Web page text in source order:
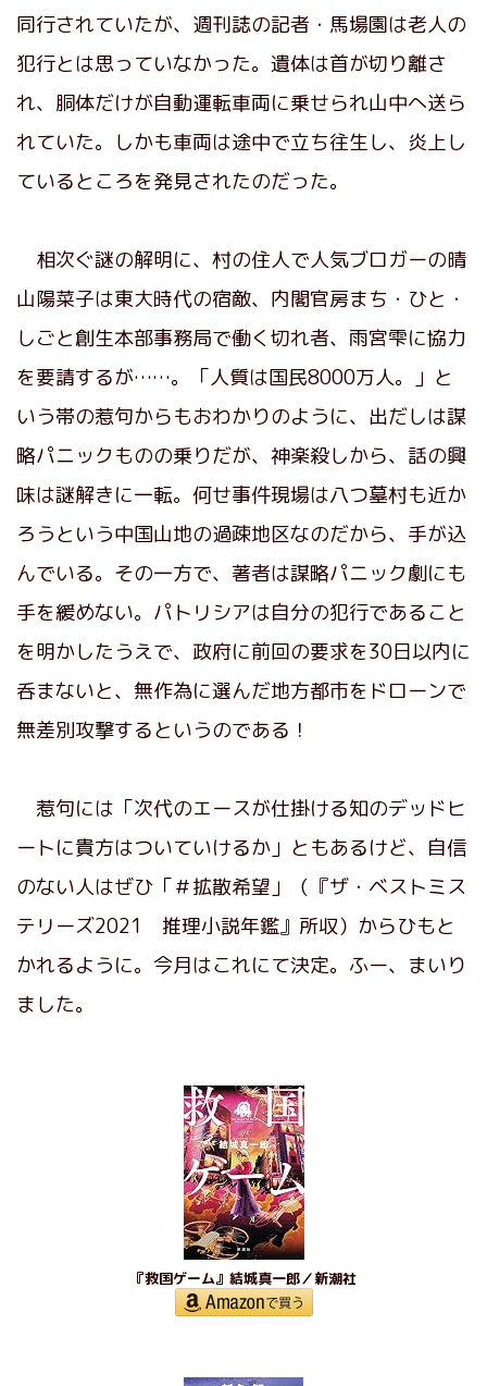
同行されていたが、週刊誌の記者・馬場園は老人の
犯行とは思っていなかった。遺体は首が切り離さ
れ、胴体だけが自動運転車両に乗せられ山中へ送ら
れていた。しかも車両は途中で立ち往生し、炎上し
ているところを発見されたのだった。
相次ぐ謎の解明に、村の住人で人気ブロガーの晴
山陽菜子は東大時代の宿敵、内閣官房まち・ひと・
しごと創生本部事務局で働く切れ者、雨宮雫に協力
を要請するが……。「人質は国民8000万人。」と
いう帯の惹句からもおわかりのように、出だしは謀
略パニックものの乗りだが、神楽殺しから、話の興
味は謎解きに一転。何せ事件現場は八つ墓村も近か
ろうという中国山地の過疎地区なのだから、手が込
んでいる。その一方で、著者は謀略パニック劇にも
手を緩めない。パトリシアは自分の犯行であること
を明かしたうえで、政府に前回の要求を30日以内に
呑まないと、無作為に選んだ地方都市をドローンで
無差別攻撃するというのである！
惹句には「次代のエースが仕掛ける知のデッドヒ
ートに貴方はついていけるか」ともあるけど、自信
のない人はぜひ「＃拡散希望」（『ザ・ベストミス
テリーズ2021 推理小説年鑑』所収）からひもと
かれるように。今月はこれにて決定。ふー、まいり
ました。
『救国ゲーム』結城真一郎／新潮社